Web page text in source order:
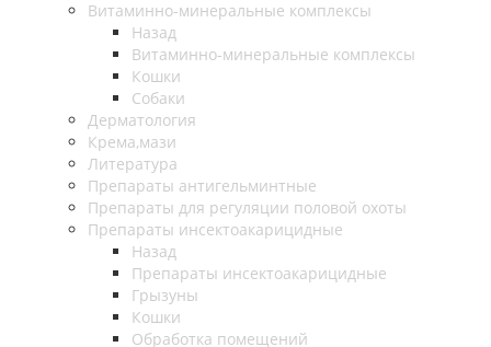
Витаминно-минеральные комплексы
Назад
Витаминно-минеральные комплексы
Кошки
Собаки
Дерматология
Крема,мази
Литература
Препараты антигельминтные
Препараты для регуляции половой охоты
Препараты инсектоакарицидные
Назад
Препараты инсектоакарицидные
Грызуны
Кошки
Обработка помещений